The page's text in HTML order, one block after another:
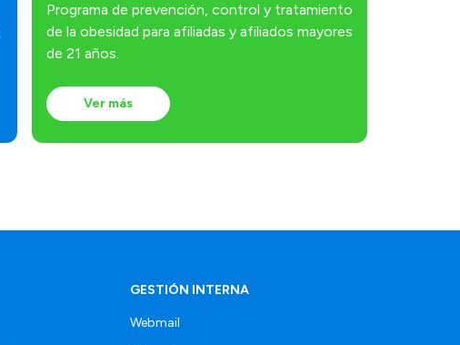
Programa de prevención, control y tratamiento
de la obesidad para afiliadas y afiliados mayores
de 21 años.
Ver más
GESTIÓN INTERNA
Webmail